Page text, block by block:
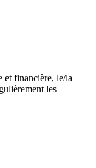
et financière, le/la
les